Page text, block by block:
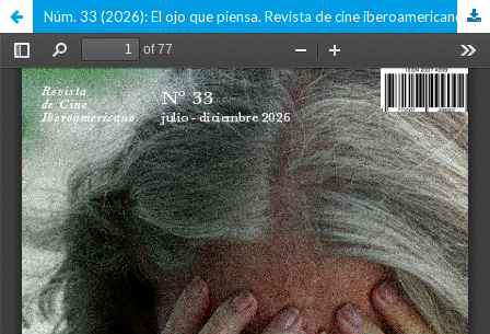
Núm. 33 (2026): El ojo que piensa. Revista de cine iberoamericano